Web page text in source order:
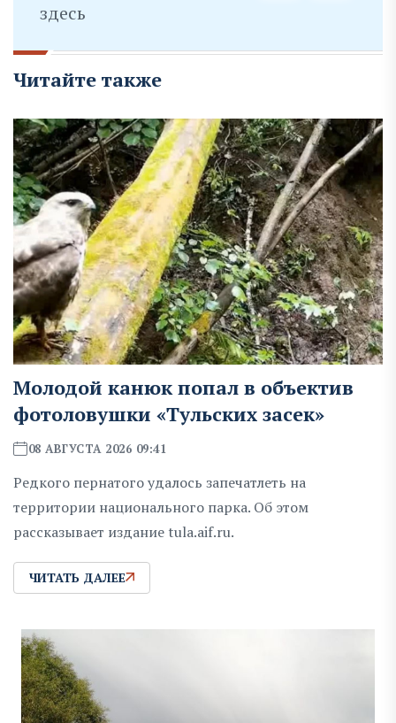
здесь
Читайте также
Молодой канюк попал в объектив
фотоловушки «Тульских засек»
08 АВГУСТА 2026 09:41
Редкого пернатого удалось запечатлеть на
территории национального парка. Об этом
рассказывает издание tula.aif.ru.
ЧИТАТЬ ДАЛЕЕ